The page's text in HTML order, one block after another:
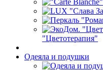
"Цветотерапия"
Одеяла и подушки